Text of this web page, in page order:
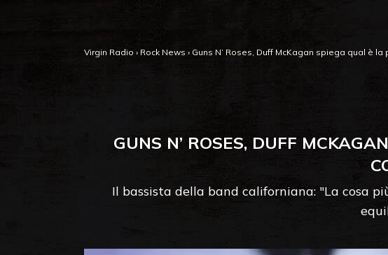
Virgin Radio › Rock News › Guns N’ Roses, Duff McKagan spiega qual è
GUNS N’ ROSES, DUFF
Il bassista della band californiana: "La cosa